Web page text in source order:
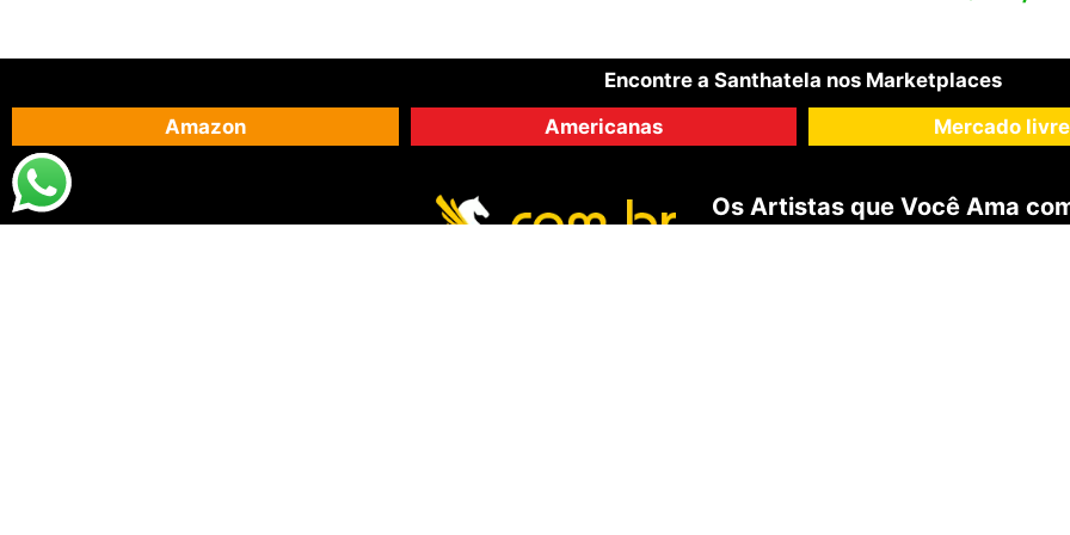
Encontre a Santhatela nos Marketplaces
Amazon
Americanas Mercado livre
Os Artistas que Você Ama